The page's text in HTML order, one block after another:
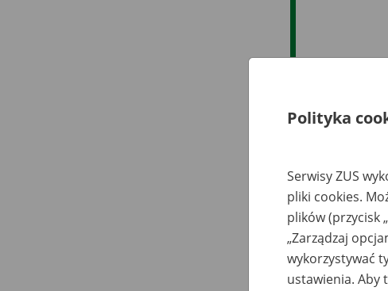
Polityka
Serwisy ZUS
pliki cookies.
plików (przycisk
„Zarządzaj
wykorzystywać
ustawienia. Aby